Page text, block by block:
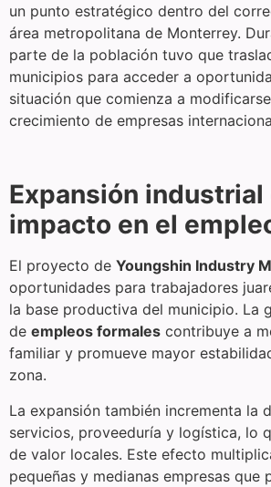
un punto estratégico dentro del
área metropolitana de Monterrey.
parte de la población tuvo que
municipios para acceder a
situación que comienza a
crecimiento de empresas
Expansión industrial
impacto en el
El proyecto de Youngshin Industry
oportunidades para trabajadores
la base productiva del municipio. La
de empleos formales contribuye a
familiar y promueve mayor
zona.
La expansión también incrementa la
servicios, proveeduría y logística, lo
de valor locales. Este efecto
pequeñas y medianas empresas que